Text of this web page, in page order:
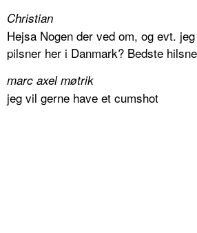
Christian
Hejsa Nogen der ved om, og evt.
pilsner her i Danmark? Bedste
marc axel møtrik
jeg vil gerne have et cumshot